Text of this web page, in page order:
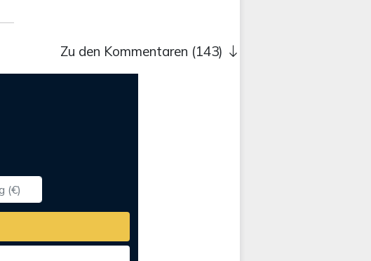
Zu den Kommentaren (143)